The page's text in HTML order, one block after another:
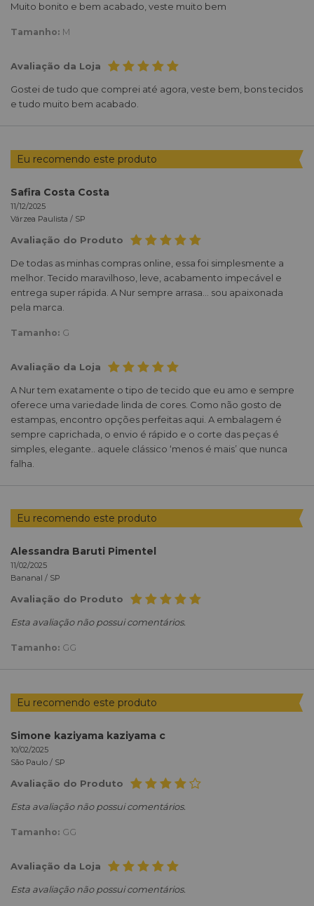
Muito bonito e bem acabado, veste muito bem
Tamanho: M
Avaliação da Loja
Gostei de tudo que comprei até agora, veste bem, bons tecidos
e tudo muito bem acabado.
Eu recomendo este produto
Safira Costa Costa
11/12/2025
Várzea Paulista / SP
Avaliação do Produto
De todas as minhas compras online, essa foi simplesmente a
melhor. Tecido maravilhoso, leve, acabamento impecável e
entrega super rápida. A Nur sempre arrasa... sou apaixonada
pela marca.
Tamanho: G
Avaliação da Loja
A Nur tem exatamente o tipo de tecido que eu amo e sempre
oferece uma variedade linda de cores. Como não gosto de
estampas, encontro opções perfeitas aqui. A embalagem é
sempre caprichada, o envio é rápido e o corte das peças é
simples, elegante.. aquele clássico ‘menos é mais’ que nunca
falha.
Eu recomendo este produto
Alessandra Baruti Pimentel
11/02/2025
Bananal / SP
Avaliação do Produto
Esta avaliação não possui comentários.
Tamanho: GG
Eu recomendo este produto
Simone kaziyama kaziyama c
10/02/2025
São Paulo / SP
Avaliação do Produto
Esta avaliação não possui comentários.
Tamanho: GG
Avaliação da Loja
Esta avaliação não possui comentários.